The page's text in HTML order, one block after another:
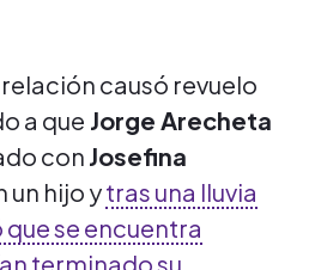
causó revuelo
a que Jorge Arecheta
con Josefina
un hijo ytras una lluvia
se encuentra
terminado su